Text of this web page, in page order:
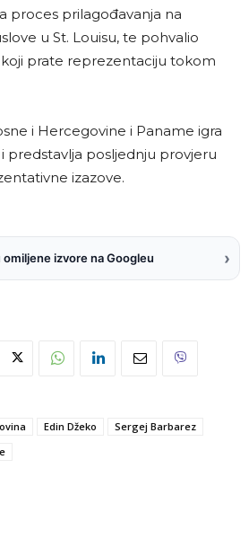
proces prilagođavanja na
u St. Louisu, te pohvalio
prate reprezentaciju tokom
i Hercegovine i Paname igra
i predstavlja posljednju provjeru
izazove.
izvore na Googleu ›
Edin Džeko
Sergej Barbarez